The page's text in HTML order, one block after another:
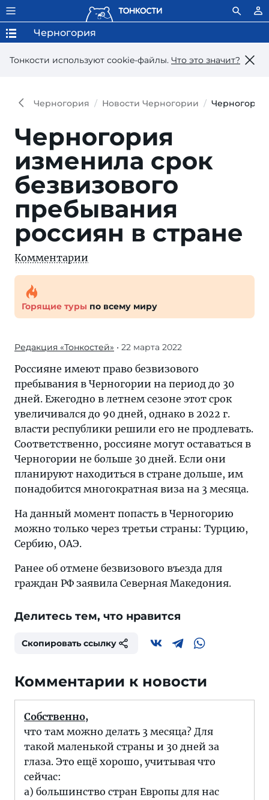
Тонкости используют сookie-файлы. Что это значит?
Черногория
Черногория Новости Черногории Черногория
Черногория
изменила срок
безвизового
пребывания
россиян в стране
Комментарии
Горящие туры по всему миру
Редакция «Тонкостей» • 22 марта 2022
Россияне имеют право безвизового
пребывания в Черногории на период до 30
дней. Ежегодно в летнем сезоне этот срок
увеличивался до 90 дней, однако в 2022 г.
власти республики решили его не продлевать.
Соответственно, россияне могут оставаться в
Черногории не больше 30 дней. Если они
планируют находиться в стране дольше, им
понадобится многократная виза на 3 месяца.
На данный момент попасть в Черногорию
можно только через третьи страны: Турцию,
Сербию, ОАЭ.
Ранее об отмене безвизового въезда для
граждан РФ заявила Северная Македония.
Делитесь тем, что нравится
Скопировать ссылку
Комментарии к новости
Собственно,
что там можно делать 3 месяца? Для
такой маленькой страны и 30 дней за
глаза. Это ещё хорошо, учитывая что
сейчас:
а) большинство стран Европы для нас